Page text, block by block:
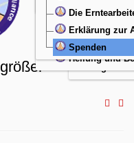
Ein
Übergabegebet
Wiedergeburt
Neugeboren
Heilung und
Die
Erklärung zur
Spenden
größer